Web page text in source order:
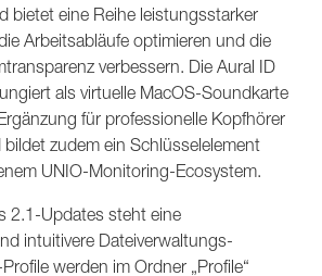
bietet eine Reihe leistungsstarker
Arbeitsabläufe optimieren und die
verbessern. Die Aural ID
als virtuelle MacOS-Soundkarte
für professionelle Kopfhörer
bildet zudem ein Schlüsselelement
UNIO-Monitoring-Ecosystem.
2.1-Updates steht eine
intuitivere Dateiverwaltungs-
werden im Ordner „Profile“